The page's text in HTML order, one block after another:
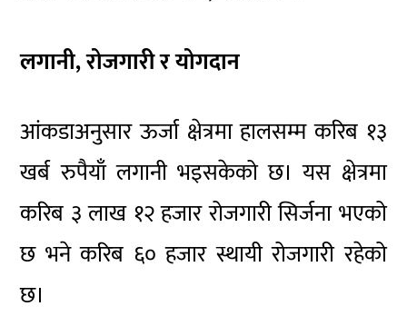
लगानी, रोजगारी र योगदान
आंकडाअनुसार ऊर्जा क्षेत्रमा हालसम्म करिब १३
खर्ब रुपैयाँ लगानी भइसकेको छ। यस क्षेत्रमा
करिब ३ लाख १२ हजार रोजगारी सिर्जना भएको
छ भने करिब ६० हजार स्थायी रोजगारी रहेको
छ।